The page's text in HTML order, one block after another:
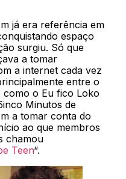
já era referência em
espaço
surgiu. Só que
a tomar
a internet cada vez
entre o
como o Eu fico Loko
Minutos de
a tomar conta do
ao que membros
chamou
Teen“.